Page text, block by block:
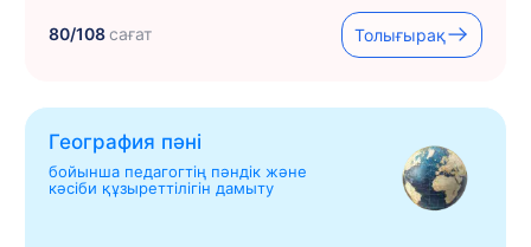
80/108сағат Толығырақ
География пәні
бойынша педагогтің пәндік және
кәсіби құзыреттілігін дамыту